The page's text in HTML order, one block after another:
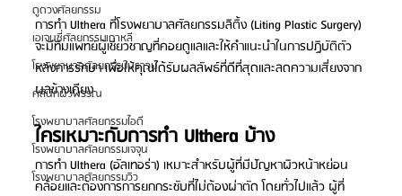
ดูดวงศัลยกรรม
เอเจนซี่ศัลยกรรมเกาหลี
โรงพยาบาลศัลยกรรมบราวน์
คลินิกผิวพรรณ
โรงพยาบาลศัลยกรรมไอดี
โรงพยาบาลศัลยกรรมเจจุน
โรงพยาบาลศัลยกรรมวิว
การทำ Ulthera ที่โรงพยาบาลศัลยกรรมลิติ้ง (Liting Plastic Surgery)
จะมีทีมแพทย์ผู้เชี่ยวชาญที่คอยดูแลและให้คำแนะนำในการปฏิบัติตัว
หลังการรักษา เพื่อให้คุณได้รับผลลัพธ์ที่ดีที่สุดและลดความเสี่ยงจาก
ผลข้างเคียง
ใครเหมาะกับการทำ Ulthera บ้าง
การทำ Ulthera (อัลเทอร่า) เหมาะสำหรับผู้ที่มีปัญหาผิวหน้าหย่อน
คล้อยและต้องการการยกกระชับที่ไม่ต้องผ่าตัด โดยทั่วไปแล้ว ผู้ที่